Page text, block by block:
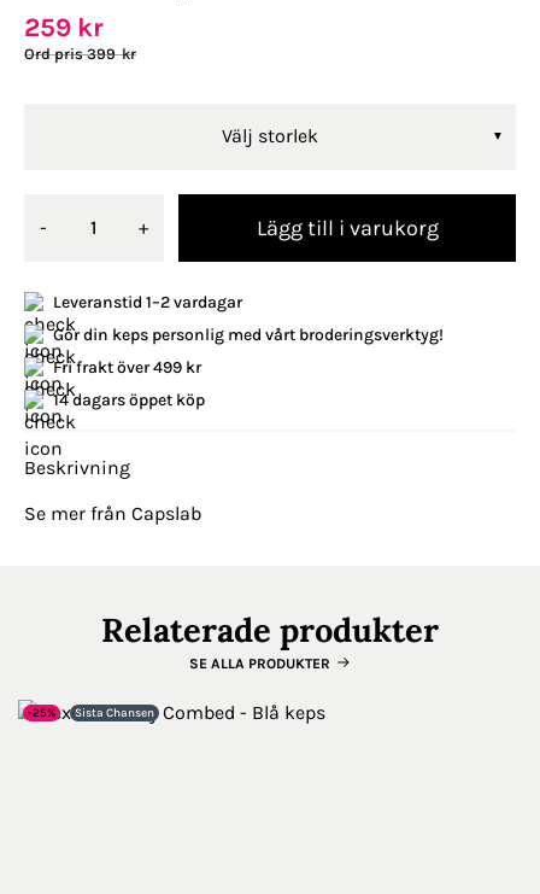
399 kr
259 kr
Välj storlek
- + Lägg till i varukorg
Leveranstid 1–2 vardagar
Gör din keps personlig med vårt broderingsverktyg!
Fri frakt över 499 kr
14 dagars öppet köp
Beskrivning
Se mer från Capslab
Relaterade produkter
SE ALLA PRODUKTER
-25% Sista Chansen